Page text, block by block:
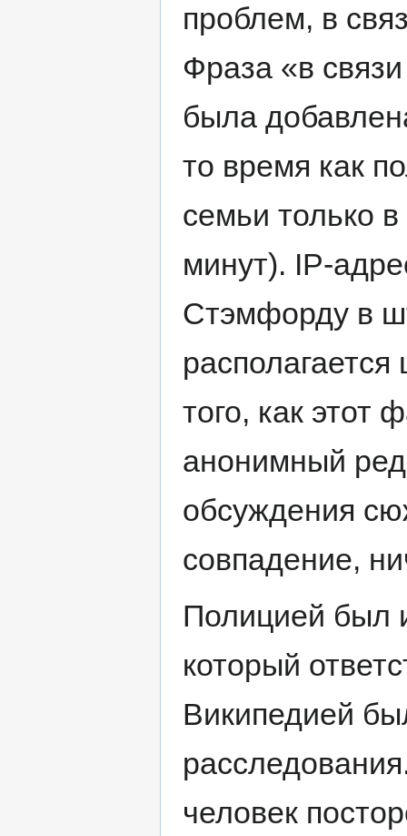
проблем, в
Фраза «в
была
то время как
семьи только
минут). IP-
Стэмфорду в
того, как этот
анонимный
обсуждения
совпадение,
Полицией был
который
Википедией
человек